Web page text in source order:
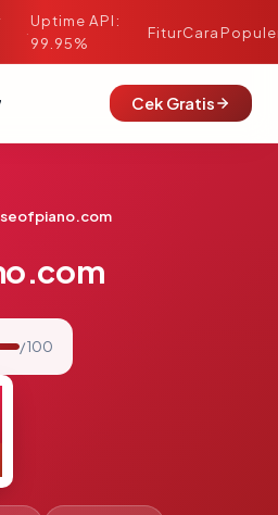
·
Uptime API:
99.95%
FiturCara
Cek Gratis
/ 100